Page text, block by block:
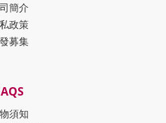
簡介
政策
募集
須知